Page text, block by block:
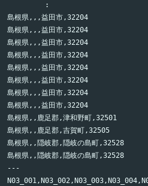
         :
島根県,,,益田市,32204
島根県,,,益田市,32204
島根県,,,益田市,32204
島根県,,,益田市,32204
島根県,,,益田市,32204
島根県,,,益田市,32204
島根県,,,益田市,32204
島根県,,,益田市,32204
島根県,,鹿足郡,津和野町,32501
島根県,,鹿足郡,吉賀町,32505
島根県,,隠岐郡,隠岐の島町,32528
島根県,,隠岐郡,隠岐の島町,32528
---